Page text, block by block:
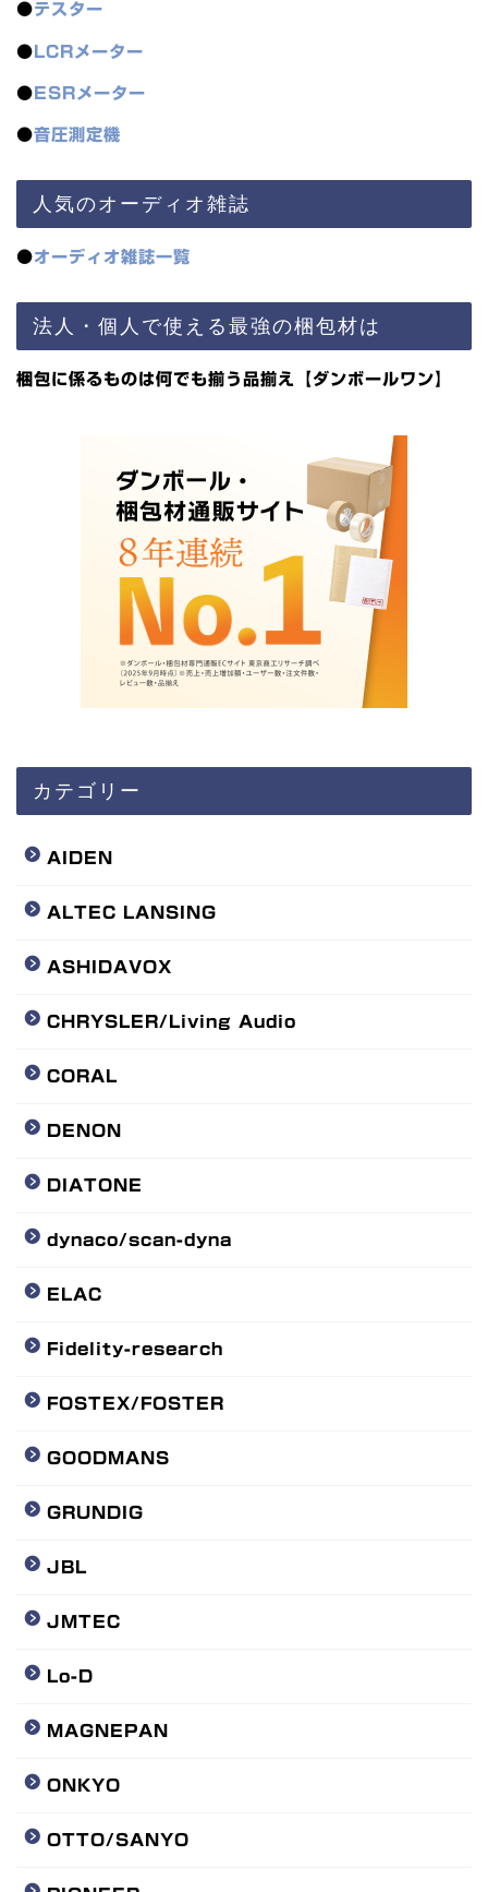
●テスター
● LCRメーター
● ESRメーター
●音圧測定機
人気のオーディオ雑誌
●オーディオ雑誌一覧
法人・個人で使える最強の梱包材は
梱包に係るものは何でも揃う品揃え【ダンボールワン】
カテゴリー
AIDEN
ALTEC LANSING
ASHIDAVOX
CHRYSLER/Living Audio
CORAL
DENON
DIATONE
dynaco/scan-dyna
ELAC
Fidelity-research
FOSTEX/FOSTER
GOODMANS
GRUNDIG
JBL
JMTEC
Lo-D
MAGNEPAN
ONKYO
OTTO/SANYO